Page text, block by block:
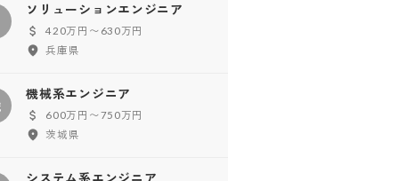
ソリューションエンジニア
420万円〜630万円
兵庫県
機械系エンジニア
600万円〜750万円
茨城県
システム系エンジニア